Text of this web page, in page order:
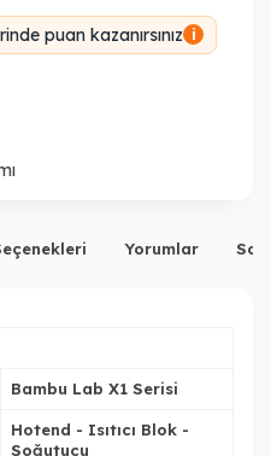
puan kazanırsınız i
Yorumlar
Bambu Lab X1 Serisi
Hotend - Isıtıcı Blok -
Soğutucu